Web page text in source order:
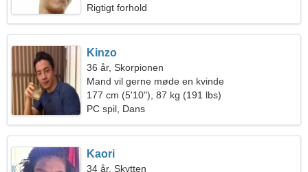
Rigtigt forhold
Kinzo
36 år, Skorpionen
Mand vil gerne møde en kvinde
177 cm (5'10"), 87 kg (191 lbs)
PC spil, Dans
Kaori
34 år, Skytten